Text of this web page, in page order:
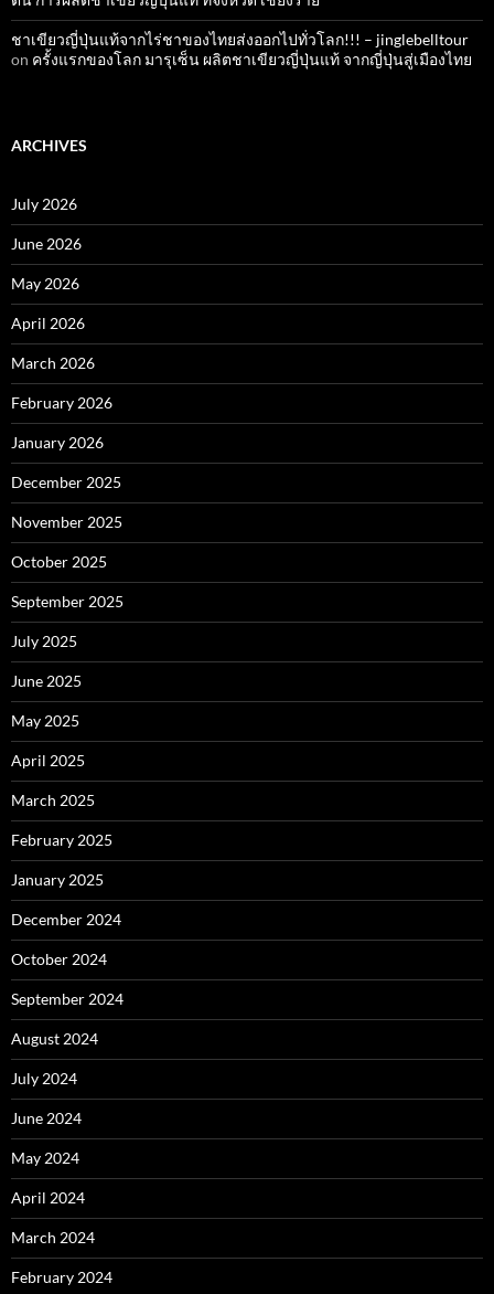
ชาเขียวญี่ปุ่นแท้จากไร่ชาของไทยส่งออกไปทั่วโลก!!! – jinglebelltour
on ครั้งแรกของโลก มารุเซ็น ผลิตชาเขียวญี่ปุ่นแท้ จากญี่ปุ่นสู่เมืองไทย
ARCHIVES
July 2026
June 2026
May 2026
April 2026
March 2026
February 2026
January 2026
December 2025
November 2025
October 2025
September 2025
July 2025
June 2025
May 2025
April 2025
March 2025
February 2025
January 2025
December 2024
October 2024
September 2024
August 2024
July 2024
June 2024
May 2024
April 2024
March 2024
February 2024